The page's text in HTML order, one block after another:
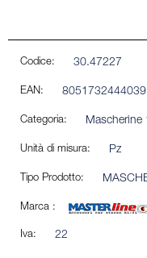
Codice: 30.47227
EAN: 8051732444039
Categoria: Mascherine
Unità di misura: Pz
Tipo Prodotto:
Marca :
Iva: 22